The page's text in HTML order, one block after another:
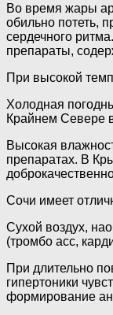
Во время жары
обильно потеть,
сердечного
препараты,
При высокой
Холодная
Крайнем Севере
Высокая
препаратах. В
Сочи имеет
Сухой воздух,
(тромбо асс,
При длительно
гипертоники
формирование